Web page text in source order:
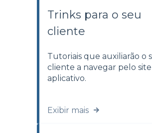
Trinks para o seu
cliente
Tutoriais que auxiliarão o
cliente a navegar pelo
aplicativo.
Exibir mais